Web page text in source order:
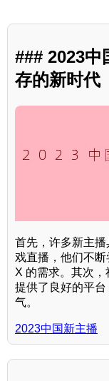
### 2023中
存的新时代
首先，许多新主
戏直播，他们不
X 的需求。其次
提供了良好的平
气。
2023中国新主播